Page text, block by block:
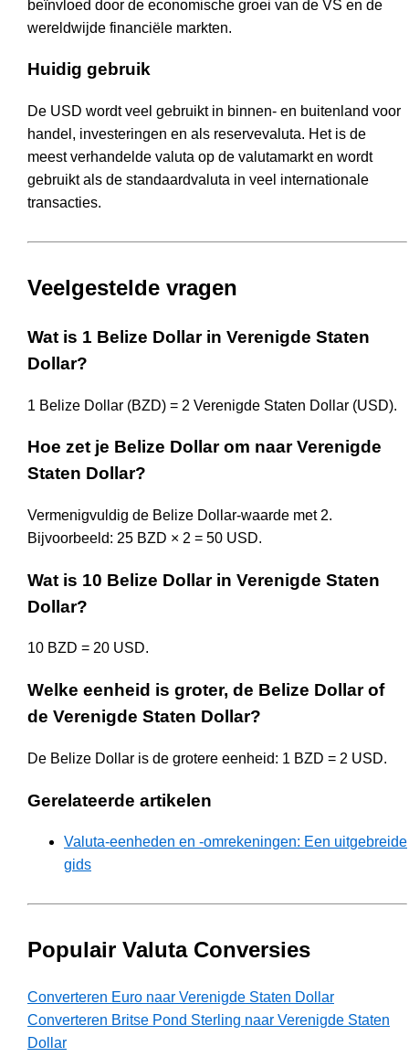
beïnvloed door de economische groei van de VS en de
wereldwijde financiële markten.
Huidig gebruik
De USD wordt veel gebruikt in binnen- en buitenland voor
handel, investeringen en als reservevaluta. Het is de
meest verhandelde valuta op de valutamarkt en wordt
gebruikt als de standaardvaluta in veel internationale
transacties.
Veelgestelde vragen
Wat is 1 Belize Dollar in Verenigde Staten
Dollar?
1 Belize Dollar (BZD) = 2 Verenigde Staten Dollar (USD).
Hoe zet je Belize Dollar om naar Verenigde
Staten Dollar?
Vermenigvuldig de Belize Dollar-waarde met 2.
Bijvoorbeeld: 25 BZD × 2 = 50 USD.
Wat is 10 Belize Dollar in Verenigde Staten
Dollar?
10 BZD = 20 USD.
Welke eenheid is groter, de Belize Dollar of
de Verenigde Staten Dollar?
De Belize Dollar is de grotere eenheid: 1 BZD = 2 USD.
Gerelateerde artikelen
Valuta-eenheden en -omrekeningen: Een uitgebreide
gids
Populair Valuta Conversies
Converteren Euro naar Verenigde Staten Dollar
Converteren Britse Pond Sterling naar Verenigde Staten
Dollar